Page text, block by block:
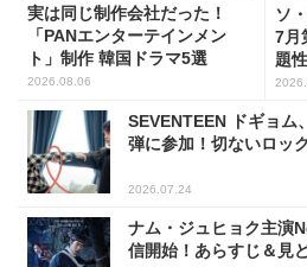
実は同じ制作会社だった！
「PANエンターテインメン
ト」制作 韓国ドラマ5選
2026.08.06
ソ
7月
題
SEVENTEEN ドギョム
弾に参加！切ないロッ
2026.07.24
ナム・ジュヒョク主演
信開始！あらすじ＆見